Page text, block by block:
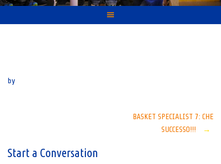
by
BASKET SPECIALIST 7: CHE
SUCCESSO!!!
→
Start a Conversation